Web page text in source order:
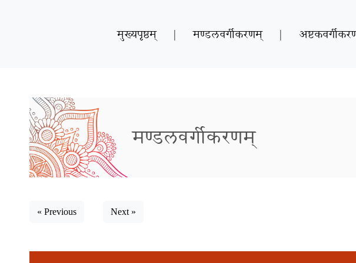
मुख्यपृष्ठम् | मण्डलवर्गीकरणम् |
मण्डलवर्गीकरणम्
« Previous Next »